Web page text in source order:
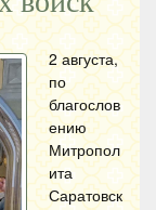
2 августа,
по
благослов
ению
Митропол
ита
Саратовск